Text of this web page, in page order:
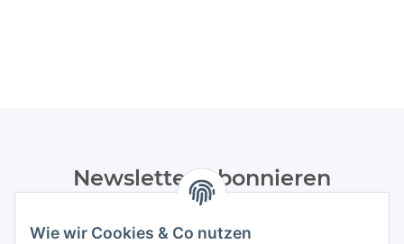
Wie wir Cookies & Co nutzen
Newsletter Abonnieren
Datenschutzerklärungregelmäßig und jederzeit widerruflich